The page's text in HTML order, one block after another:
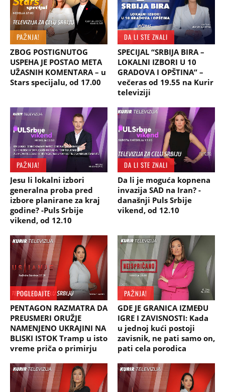
PAŽNJA!
ZBOG POSTIGNUTOG
USPEHA JE POSTAO META
UŽASNIH KOMENTARA – u
Stars specijalu, od 17.00
DA LI STE ZNALI
SPECIJAL “SRBIJA BIRA –
LOKALNI IZBORI U 10
GRADOVA I OPŠTINA” –
večeras od 19.55 na Kurir
televiziji
PAŽNJA!
Jesu li lokalni izbori
generalna proba pred
izbore planirane za kraj
godine? -Puls Srbije
vikend, od 12.10
DA LI STE ZNALI
Da li je moguća kopnena
invazija SAD na Iran? -
današnji Puls Srbije
vikend, od 12.10
POGLEDAJTE
PENTAGON RAZMATRA DA
PREUSMERI ORUŽJE
NAMENJENO UKRAJINI NA
BLISKI ISTOK Tramp u isto
vreme priča o primirju
PAŽNJA!
GDE JE GRANICA IZMEĐU
IGRE I ZAVISNOSTI: Kada
u jednoj kući postoji
zavisnik, ne pati samo on,
pati cela porodica